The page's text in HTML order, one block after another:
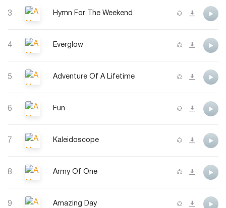
3 Hymn For The Weekend
4 Everglow
5 Adventure Of A Lifetime
6 Fun
7 Kaleidoscope
8 Army Of One
9 Amazing Day